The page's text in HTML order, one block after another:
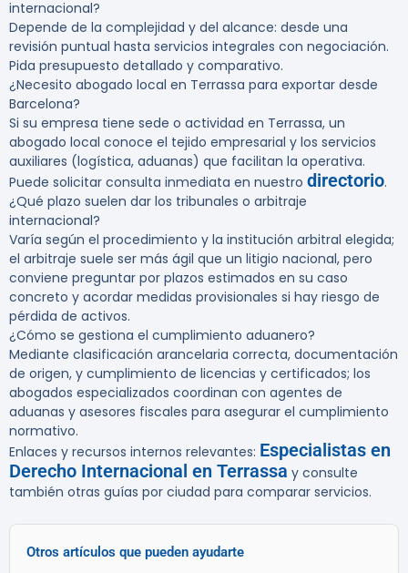
internacional?
Depende de la complejidad y del alcance: desde una
revisión puntual hasta servicios integrales con negociación.
Pida presupuesto detallado y comparativo.
¿Necesito abogado local en Terrassa para exportar desde
Barcelona?
Si su empresa tiene sede o actividad en Terrassa, un
abogado local conoce el tejido empresarial y los servicios
auxiliares (logística, aduanas) que facilitan la operativa.
Puede solicitar consulta inmediata en nuestro directorio.
¿Qué plazo suelen dar los tribunales o arbitraje
internacional?
Varía según el procedimiento y la institución arbitral elegida;
el arbitraje suele ser más ágil que un litigio nacional, pero
conviene preguntar por plazos estimados en su caso
concreto y acordar medidas provisionales si hay riesgo de
pérdida de activos.
¿Cómo se gestiona el cumplimiento aduanero?
Mediante clasificación arancelaria correcta, documentación
de origen, y cumplimiento de licencias y certificados; los
abogados especializados coordinan con agentes de
aduanas y asesores fiscales para asegurar el cumplimiento
normativo.
Enlaces y recursos internos relevantes: Especialistas en
Derecho Internacional en Terrassa y consulte
también otras guías por ciudad para comparar servicios.
Otros artículos que pueden ayudarte